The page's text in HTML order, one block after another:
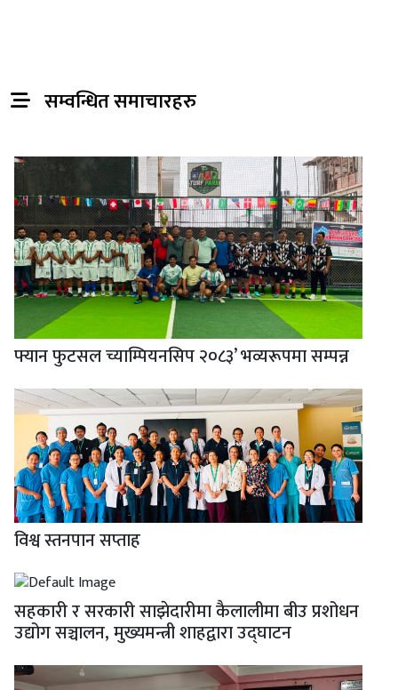
सम्वन्धित समाचारहरु
फ्यान फुटसल च्याम्पियनसिप २०८३’ भव्यरूपमा सम्पन्न
विश्व स्तनपान सप्ताह
सहकारी र सरकारी साझेदारीमा कैलालीमा बीउ प्रशोधन
उद्योग सञ्चालन, मुख्यमन्त्री शाहद्वारा उद्घाटन